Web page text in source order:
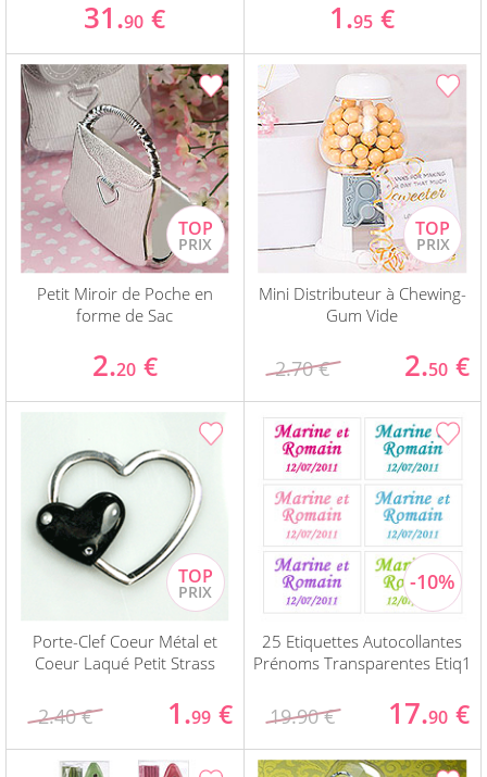
31.90 € 1.95 €
Petit Miroir de Poche en
forme de Sac
2.20 €
Mini Distributeur à Chewing-
Gum Vide
2.70 € 2.50 €
Porte-Clef Coeur Métal et
Coeur Laqué Petit Strass
2.40 € 1.99 €
25 Etiquettes Autocollantes
Prénoms Transparentes Etiq1
19.90 € 17.90 €